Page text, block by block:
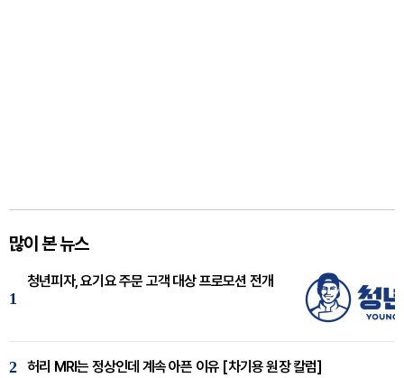
많이 본 뉴스
1
청년피자, 요기요 주문 고객 대상 프로모션 전개
2 허리 MRI는 정상인데 계속 아픈 이유 [차기용 원장 칼럼]